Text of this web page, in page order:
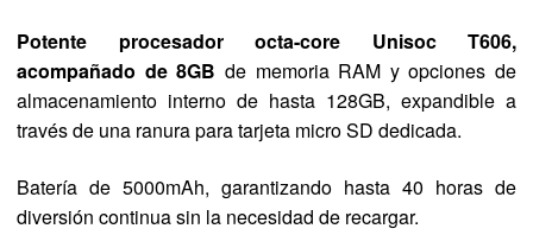
Potente procesador octa-core Unisoc T606,
acompañado de 8GB de memoria RAM y opciones de
almacenamiento interno de hasta 128GB, expandible a
través de una ranura para tarjeta micro SD dedicada.
Batería de 5000mAh, garantizando hasta 40 horas de
diversión continua sin la necesidad de recargar.